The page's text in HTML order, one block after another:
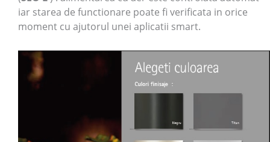
iar starea de functionare poate fi verificata in orice
moment cu ajutorul unei aplicatii smart.